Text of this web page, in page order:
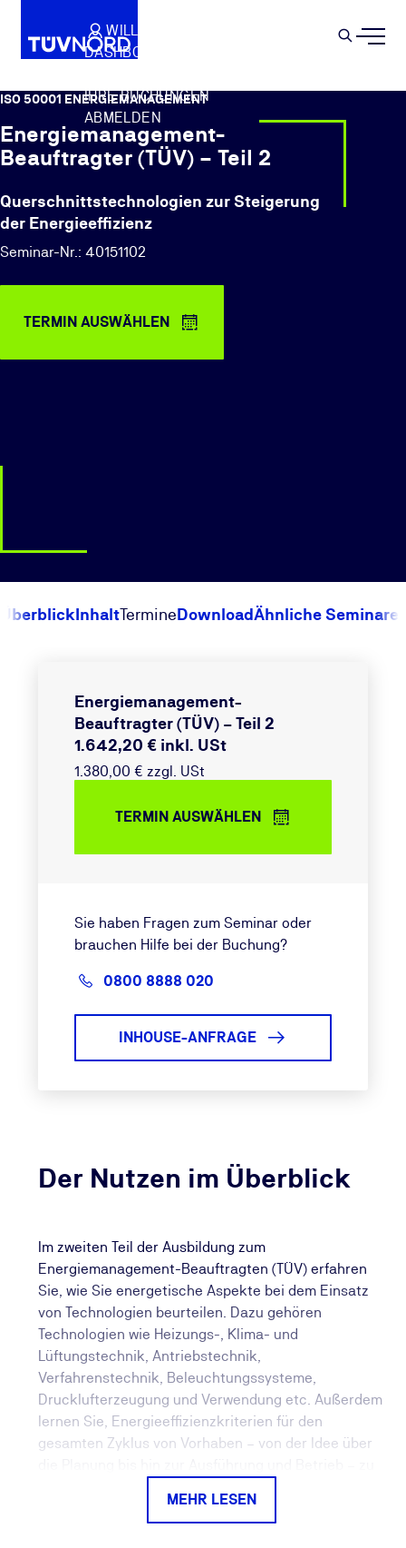
Springe zum Hauptinhalt
WILLKOMMEN
DASHBOARD
IHRE BUCHUNGEN
ABMELDEN
ISO 50001 ENERGIEMANAGEMENT
Energiemanagement-
Beauftragter (TÜV) – Teil 2
Querschnittstechnologien zur Steigerung
der Energieeffizienz
Seminar-Nr.: 40151102
TERMIN AUSWÄHLEN
ÜberblickInhaltTermineDownloadÄhnliche Seminare
Der Nutzen im Überblick
Im zweiten Teil der Ausbildung zum
Energiemanagement-Beauftragten (TÜV) erfahren
Sie, wie Sie energetische Aspekte bei dem Einsatz
von Technologien beurteilen. Dazu gehören
Technologien wie Heizungs-, Klima- und
Lüftungstechnik, Antriebstechnik,
Verfahrenstechnik, Beleuchtungssysteme,
Drucklufterzeugung und Verwendung etc. Außerdem
lernen Sie, Energieeffizienzkriterien für den
gesamten Zyklus von Vorhaben – von der Idee über
der Wirtschaftlichkeit zu entwickeln und die
MEHR LESEN
Energiemanagement-
Beauftragter (TÜV) – Teil 2
1.642,20 € inkl. USt
1.380,00 € zzgl. USt
TERMIN AUSWÄHLEN
Sie haben Fragen zum Seminar oder
brauchen Hilfe bei der Buchung?
0800 8888 020
INHOUSE-ANFRAGE